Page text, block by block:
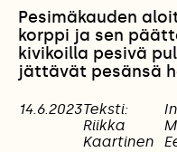
Pesimäkauden
korppi ja sen
kivikoilla pesivä
jättävät pesänsä
14.6.2023Teksti:
Riikka
Kaartinen